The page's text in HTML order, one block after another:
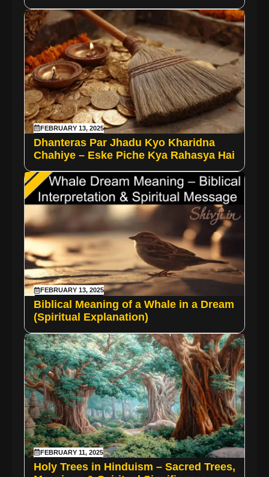
FEBRUARY 13, 2025
Dhanteras Par Jhadu Kyo Kharidna
Chahiye – Eske Piche Kya Rahasya Hai
FEBRUARY 13, 2025
Biblical Meaning of a Whale in a Dream
(Spiritual Explanation)
FEBRUARY 11, 2025
Holy Trees in Hinduism – Sacred Trees,